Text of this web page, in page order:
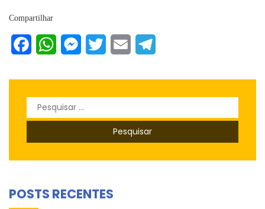
Compartilhar
FacebookWhatsAppMessenger
Twitter Email
Pesquisar
por:
POSTS RECENTES